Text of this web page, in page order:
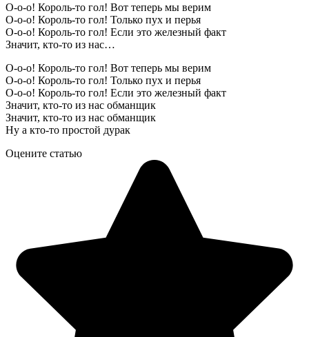
О-о-о! Король-то гол! Вот теперь мы верим
О-о-о! Король-то гол! Только пух и перья
О-о-о! Король-то гол! Если это железный факт
Значит, кто-то из нас…
О-о-о! Король-то гол! Вот теперь мы верим
О-о-о! Король-то гол! Только пух и перья
О-о-о! Король-то гол! Если это железный факт
Значит, кто-то из нас обманщик
Значит, кто-то из нас обманщик
Ну а кто-то простой дурак
Оцените статью